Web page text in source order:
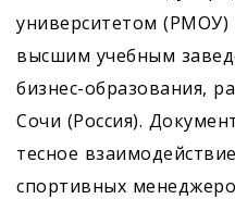
университетом
высшим учебным
бизнес-образования,
Сочи (Россия).
тесное
спортивных